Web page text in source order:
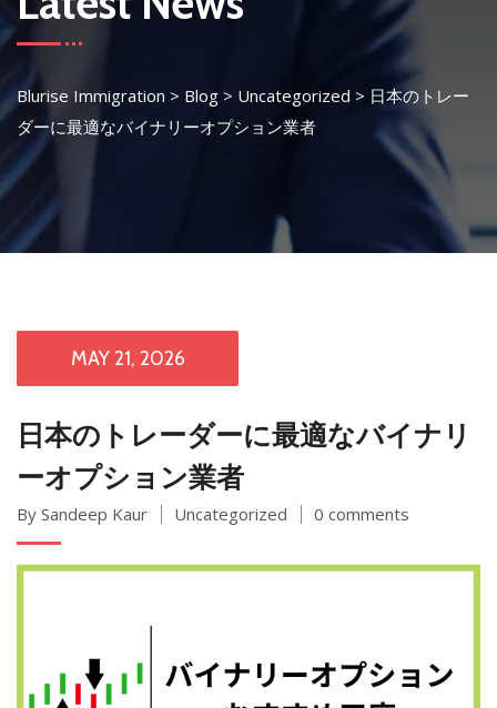
Blurise Immigration > Blog > Uncategorized > 日本のトレー
ダーに最適なバイナリーオプション業者
MAY 21, 2026
日本のトレーダーに最適なバイナリ
ーオプション業者
By Sandeep Kaur Uncategorized 0 comments